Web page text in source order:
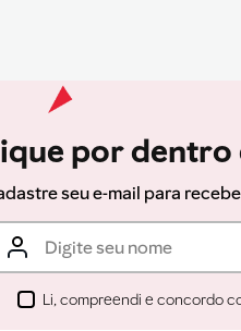
por
seu e-mail para
Li, compreendi e concordo